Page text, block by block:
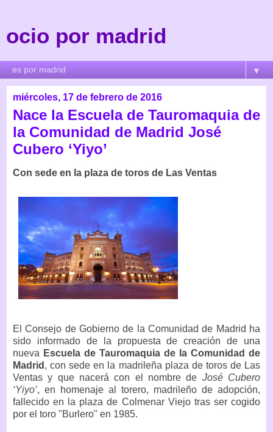
ocio por madrid
▼
miércoles, 17 de febrero de 2016
Nace la Escuela de Tauromaquia de
la Comunidad de Madrid José
Cubero ‘Yiyo’
Con sede en la plaza de toros de Las Ventas
El Consejo de Gobierno de la Comunidad de Madrid ha
sido informado de la propuesta de creación de una
nueva Escuela de Tauromaquia de la Comunidad de
Madrid , con sede en la madrileña plaza de toros de Las
Ventas y que nacerá con el nombre de José Cubero
‘Yiyo’, en homenaje al torero, madrileño de adopción,
fallecido en la plaza de Colmenar Viejo tras ser cogido
por el toro "Burlero" en 1985.